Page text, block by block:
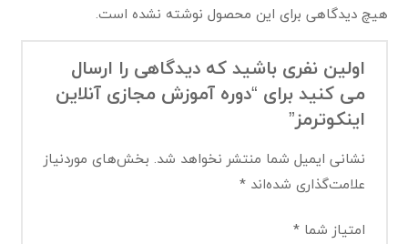
هیچ دیدگاهی برای این محصول نوشته نشده است.
اولین نفری باشید که دیدگاهی را ارسال
می کنید برای “دوره آموزش مجازی آنلاین
اینکوترمز”
نشانی ایمیل شما منتشر نخواهد شد. بخش‌های موردنیاز
علامت‌گذاری شده‌اند *
امتیاز شما *